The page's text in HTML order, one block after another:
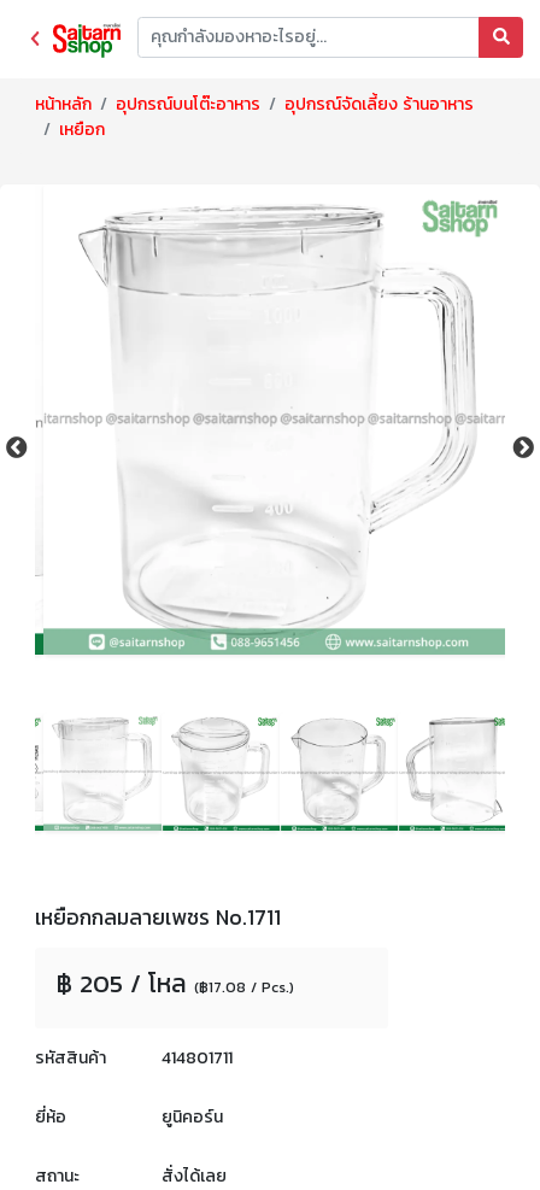
หน้าหลัก อุปกรณ์บนโต๊ะอาหาร
อุปกรณ์จัดเลี้ยง ร้านอาหาร
เหยือก
เหยือกกลมลายเพชร No.1711
฿ 205 / โหล (฿17.08 / Pcs.)
รหัสสินค้า 414801711
ยี่ห้อ ยูนิคอร์น
สถานะ สั่งได้เลย